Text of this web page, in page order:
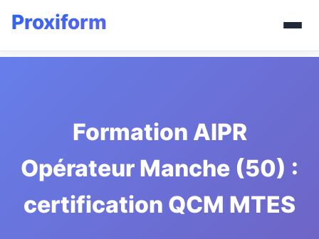
Formation AIPR
Opérateur Manche (50) :
certification QCM MTES